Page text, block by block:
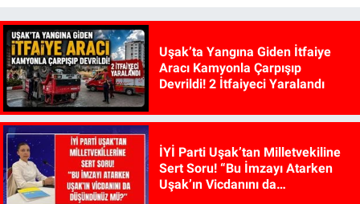
Uşak’ta Yangına Giden İtfaiye
Aracı Kamyonla Çarpışıp
Devrildi! 2 İtfaiyeci Yaralandı
İYİ Parti Uşak’tan Milletvekiline
Sert Soru! “Bu İmzayı Atarken
Uşak’ın Vicdanını da